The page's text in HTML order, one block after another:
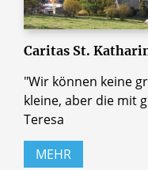
Caritas St.
"Wir können keine
kleine, aber die mit
Teresa
MEHR